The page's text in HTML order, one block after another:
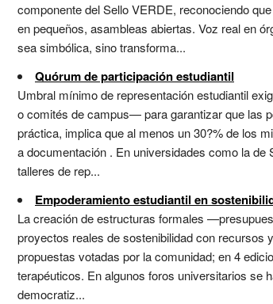
componente del Sello VERDE, reconociendo
en pequeños, asambleas abiertas. Voz real en
sea simbólica, sino transforma...
Quórum de participación estudiantil
Umbral mínimo de representación estudiantil
o comités de campus— para garantizar que las
práctica, implica que al menos un 30?% de los
a documentación . En universidades como la
talleres de rep...
Empoderamiento estudiantil en
La creación de estructuras formales
proyectos reales de sostenibilidad con recursos
propuestas votadas por la comunidad; en 4
terapéuticos. En algunos foros universitarios se
democratiz...